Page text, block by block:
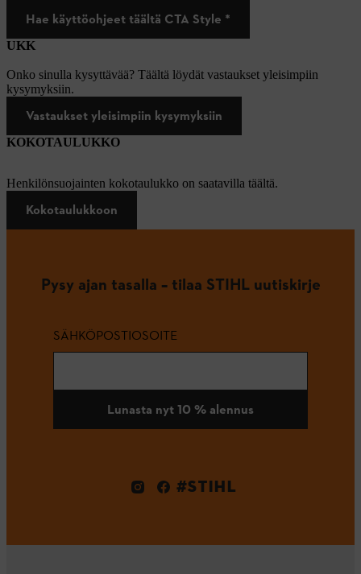
Hae käyttöohjeet täältä CTA Style *
UKK
Onko sinulla kysyttävää? Täältä löydät vastaukset yleisimpiin
kysymyksiin.
Vastaukset yleisimpiin kysymyksiin
KOKOTAULUKKO
Henkilönsuojainten kokotaulukko on saatavilla täältä.
Kokotaulukkoon
Pysy ajan tasalla – tilaa STIHL uutiskirje
SÄHKÖPOSTIOSOITE
Lunasta nyt 10 % alennus
#STIHL